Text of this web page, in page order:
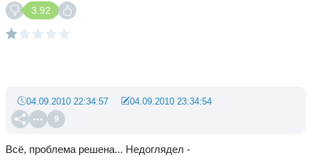
3.92
9
04.09.2010 22:34:57 04.09.2010 23:34:54
Всё, проблема решена... Недоглядел -